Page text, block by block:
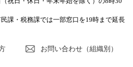
課・税務課では一部窓口を19時まで延長
お問い合わせ（組織別）